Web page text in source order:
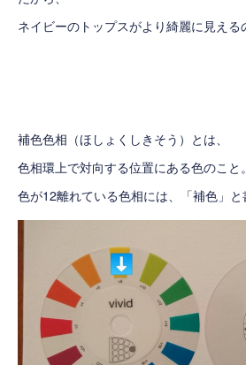
ネイビーのトップスがより綺麗に見える
補色色相（ほしょくしきそう）とは、
色相環上で対向する位置にある色のこと。
色が12離れている色相には、「補色」と